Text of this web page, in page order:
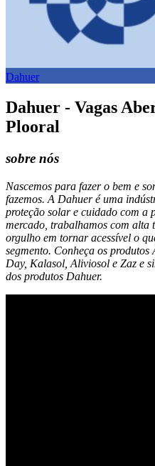
Dahuer
Dahuer - Vagas
Plooral
sobre nós
Nascemos para fazer o bem e
fazemos. A Dahuer é uma
proteção solar e cuidado com a
mercado, trabalhamos com alta
orgulho em tornar acessível o
segmento. Conheça os
Day, Kalasol, Aliviosol e Zaz e
dos produtos Dahuer.